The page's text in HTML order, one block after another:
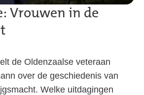
Vrouwen in de
de Oldenzaalse veteraan
over de geschiedenis van
Welke uitdagingen